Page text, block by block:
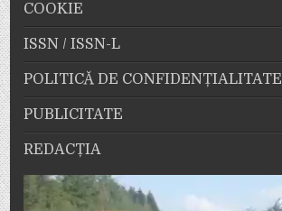
COOKIE
ISSN / ISSN-L
POLITICĂ DE CONFIDENȚIALITATE
PUBLICITATE
REDACȚIA